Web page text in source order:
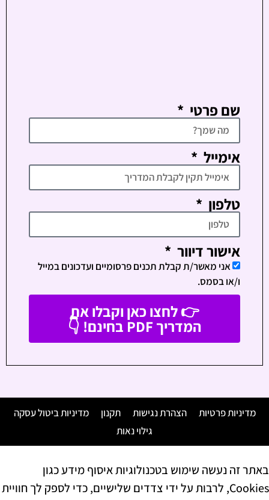
שם פרטי
אימייל
טלפון
אישור דיוור
אני מאשר/ת קבלת תכנים פרסומיים ועדכונים במייל
ו/או בסמס.
👉 לחצו כאן וקבלו את
המדריך PDF בחינם! 👇
מדיניות פרטיות הצהרת נגישות תקנון
מדיניות ביטול עסקה
גילוי נאות
באתר זה נעשה שימוש בטכנולוגיות איסוף מידע כגון
Cookies, לרבות על ידי צדדים שלישיים, כדי לספק לך חוויית